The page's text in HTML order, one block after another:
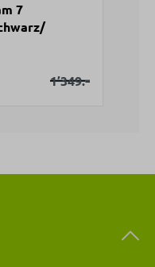
7
Regulärer
1’349.-